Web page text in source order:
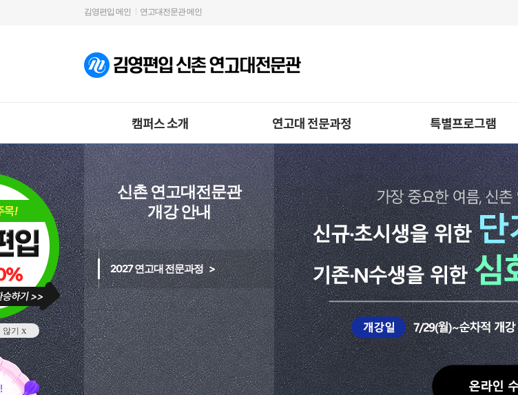
기 x
김영편입 메인 연고대전문관 메인
캠퍼스 소개 연고대 전문과정 특별프로그램
신촌 연고대전문관
개강 안내
2027 연고대 전문과정